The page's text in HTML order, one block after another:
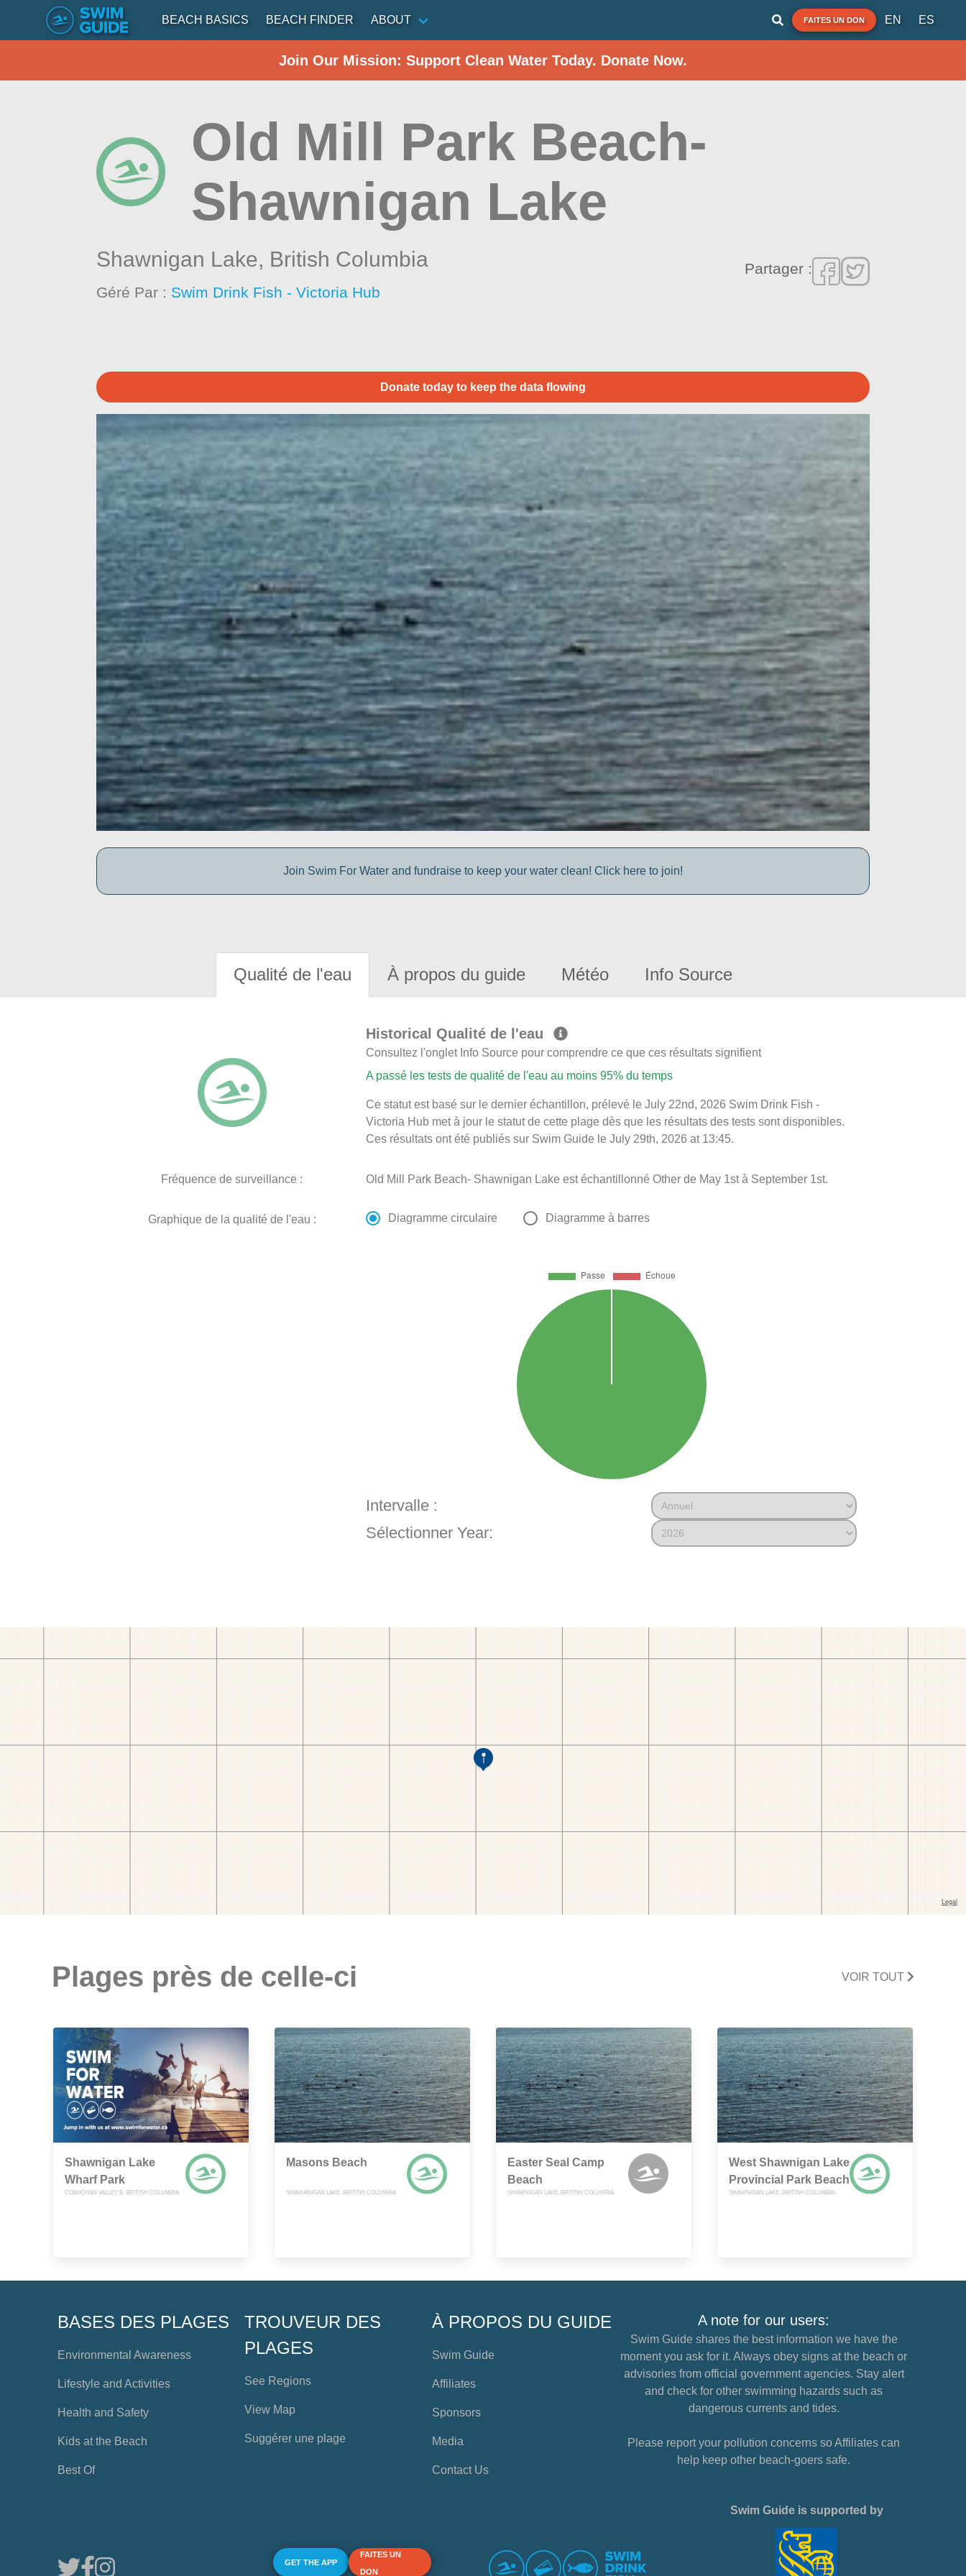
BEACH BASICS BEACH FINDER ABOUT FAITES UN DON EN ES
Join Our Mission: Support Clean Water Today. Donate Now.
Old Mill Park Beach-
Shawnigan Lake
Shawnigan Lake, British Columbia
Géré Par : Swim Drink Fish - Victoria Hub
Partager :
Donate today to keep the data flowing
Join Swim For Water and fundraise to keep your water clean! Click here to join!
Qualité de l'eau À propos du guide Météo Info Source
Historical Qualité de l'eau
Consultez l'onglet Info Source pour comprendre ce que ces résultats signifient
A passé les tests de qualité de l'eau au moins 95% du temps
Ce statut est basé sur le dernier échantillon, prélevé le July 22nd, 2026 Swim Drink Fish -
Victoria Hub met à jour le statut de cette plage dès que les résultats des tests sont disponibles.
Ces résultats ont été publiés sur Swim Guide le July 29th, 2026 at 13:45.
Fréquence de surveillance : Old Mill Park Beach- Shawnigan Lake est échantillonné Other de May 1st à September 1st.
Graphique de la qualité de l'eau : Diagramme circulaire Diagramme à barres
Intervalle :
Sélectionner Year:
Plages près de celle-ci VOIR TOUT
Shawnigan Lake
Wharf Park
COWICHAN VALLEY B, BRITISH COLUMBIA
Masons Beach
SHAWANIGAN LAKE, BRITISH COLUMBIA
Easter Seal Camp
Beach
SHAWNIGAN LAKE, BRITISH COLUMBIA
West Shawnigan Lake
Provincial Park Beach
SHAWNIGAN LAKE, BRITISH COLUMBIA
BASES DES PLAGES
Environmental Awareness
Lifestyle and Activities
Health and Safety
Kids at the Beach
Best Of
TROUVEUR DES
PLAGES
See Regions
View Map
Suggérer une plage
À PROPOS DU GUIDE
Swim Guide
Affiliates
Sponsors
Media
Contact Us
A note for our users:
Swim Guide shares the best information we have the
moment you ask for it. Always obey signs at the beach or
advisories from official government agencies. Stay alert
and check for other swimming hazards such as
dangerous currents and tides.
Please report your pollution concerns so Affiliates can
help keep other beach-goers safe.
GET THE APP
FAITES UN
DON
Swim Guide is supported by